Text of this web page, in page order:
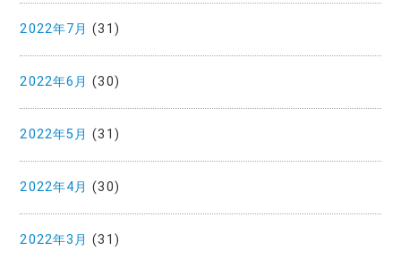
2022年7月 (31)
2022年6月 (30)
2022年5月 (31)
2022年4月 (30)
2022年3月 (31)